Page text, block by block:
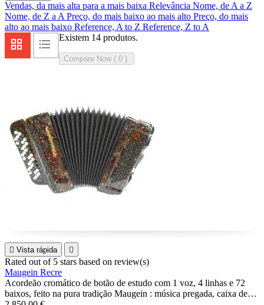
Vendas, da mais alta para a mais baixa Relevância Nome, de A a Z
Nome, de Z a A Preço, do mais baixo ao mais alto Preço, do mais
alto ao mais baixo Reference, A to Z Reference, Z to A
Existem 14 produtos.
Compare Now ( 0
 Vista rápida 
Rated out of 5 stars based on review(s)
Maugein Recre
Acordeão cromático de botão de estudo com 1 voz, 4 linhas e 72
baixos, feito na pura tradição Maugein : música pregada, caixa de